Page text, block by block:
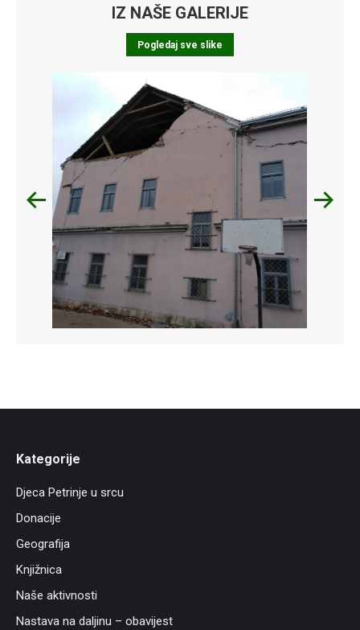
IZ NAŠE GALERIJE
Pogledaj sve slike
Kategorije
Djeca Petrinje u srcu
Donacije
Geografija
Knjižnica
Naše aktivnosti
Nastava na daljinu – obavijest